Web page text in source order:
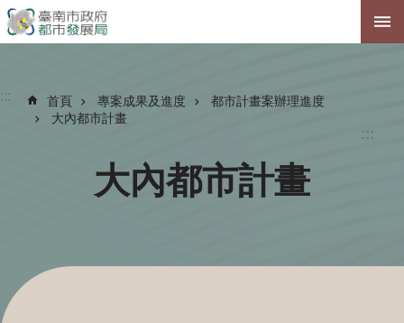
跳到主要內容區塊
:::
::: 首頁 專案成果及進度
都市計畫案辦理進度
大內都市計畫
大內都市計畫